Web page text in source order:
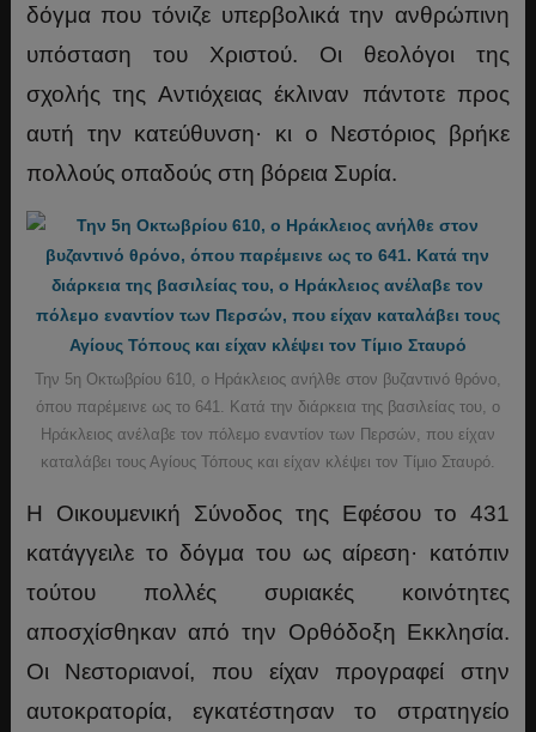
δόγμα που τόνιζε υπερβολικά την ανθρώπινη
υπόσταση του Χριστού. Οι θεολόγοι της
σχολής της Αντιόχειας έκλιναν πάντοτε προς
αυτή την κατεύθυνση· κι ο Νεστόριος βρήκε
πολλούς οπαδούς στη βόρεια Συρία.
Την 5η Οκτωβρίου 610, ο Hράκλειος ανήλθε στον βυζαντινό θρόνο,
όπου παρέμεινε ως το 641. Κατά την διάρκεια της βασιλείας του, ο
Ηράκλειος ανέλαβε τον πόλεμο εναντίον των Περσών, που είχαν
καταλάβει τους Αγίους Τόπους και είχαν κλέψει τον Τίμιο Σταυρό.
Η Οικουμενική Σύνοδος της Εφέσου το 431
κατάγγειλε το δόγμα του ως αίρεση· κατόπιν
τούτου πολλές συριακές κοινότητες
αποσχίσθηκαν από την Ορθόδοξη Εκκλησία.
Οι Νεστοριανοί, που είχαν προγραφεί στην
αυτοκρατορία, εγκατέστησαν το στρατηγείο